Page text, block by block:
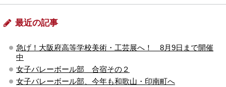
最近の記事
急げ！大阪府高等学校美術・工芸展へ！ 8月9日まで開催
中
女子バレーボール部 合宿その２
女子バレーボール部、今年も和歌山・印南町へ